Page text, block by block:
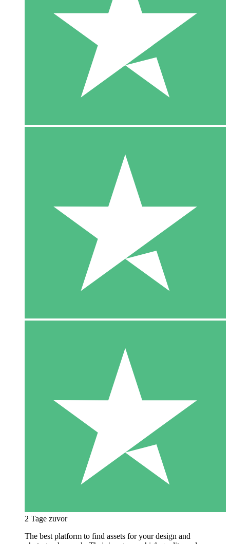
2 Tage zuvor
The best platform to find assets for your design and